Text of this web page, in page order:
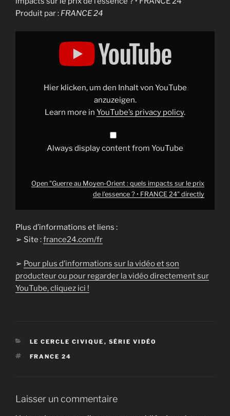
Produit par : FRANCE 24
Display
Hier klicken, um den Inhalt von YouTube
anzuzeigen.
Learn more in YouTube’s privacy policy.
Always display content from YouTube
Open "Guerre au Moyen-Orient : quels impacts sur le prix
de l'essence ? • FRANCE 24" directly
Plus d’informations et liens :
➢ Site :france24.com/fr
➢ Pour plus d’informations sur la vidéo et son
producteur ou pour regarder la vidéo directement sur
YouTube, cliquez ici !
CATÉGORIES
LE CERCLE CIVIQUE , SÉRIE VIDÉO
ÉTIQUETTES
FRANCE 24
Laisser un commentaire